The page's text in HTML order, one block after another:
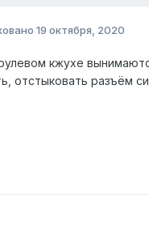
19 октября, 2020
кжухе
отстыковать разъём